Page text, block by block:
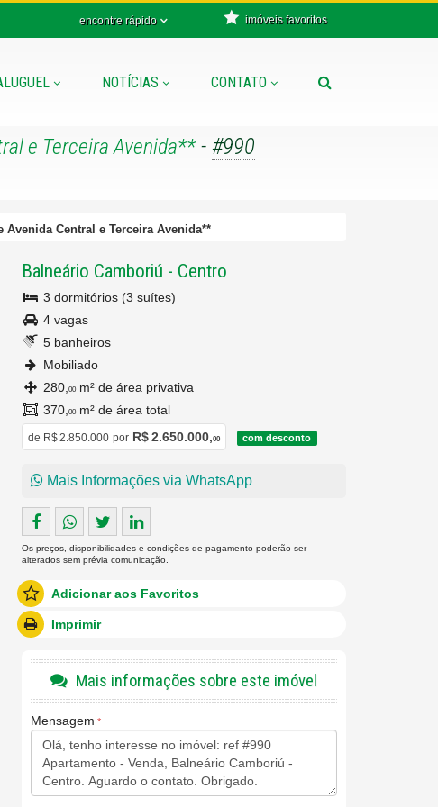
encontre rápido imóveis favoritos
NOTÍCIAS CONTATO
e Terceira Avenida**- #990
Central e Terceira Avenida**
Balneário Camboriú - Centro
3 dormitórios (3 suítes)
4 vagas
5 banheiros
Mobiliado
280, 00 m² de área privativa
370, 00 m² de área total
de R$ 2.850.000 por R$ 2.650.000,00 com desconto
Mais Informações via WhatsApp
Os preços, disponibilidades e condições de pagamento poderão ser
alterados sem prévia comunicação.
Adicionar aos Favoritos
Imprimir
Mais informações sobre este imóvel
Mensagem